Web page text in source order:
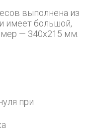
имеет большой,
— 340x215 мм.
при